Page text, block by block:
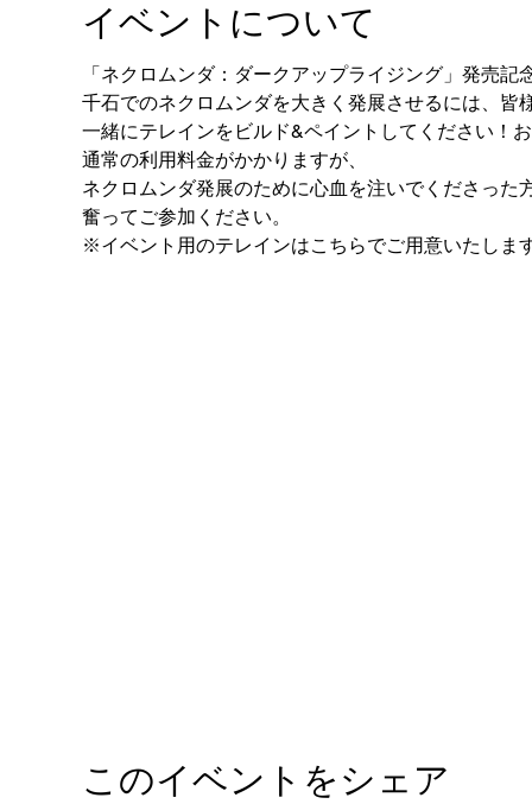
イベントについて
「ネクロムンダ：ダークアップライジング」発売記
千石でのネクロムンダを大きく発展させるには、皆
一緒にテレインをビルド&ペイントしてください！
通常の利用料金がかかりますが、
ネクロムンダ発展のために心血を注いでくださっ
奮ってご参加ください。
※イベント用のテレインはこちらでご用意いたしま
このイベントをシェア